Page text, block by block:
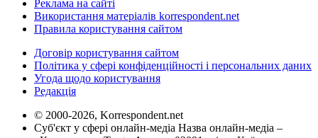
Реклама на сайті
Використання матеріалів korrespondent.net
Правила користування сайтом
Договір користування сайтом
Політика у сфері конфіденційності і персональних даних
Угода щодо користування
Редакція
© 2000-2026, Korrespondent.net
Суб'єкт у сфері онлайн-медіа Назва онлайн-медіа –